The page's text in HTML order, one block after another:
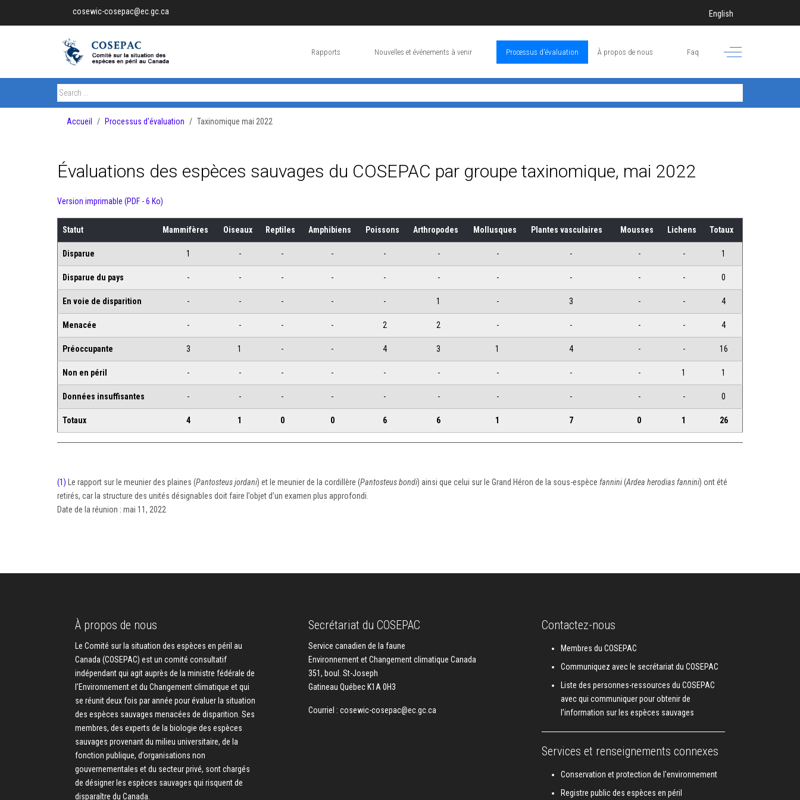
cosewic-cosepac@ec.gc.ca Sélectionnez votre langue
English
Rapports Nouvelles et événements à venir Processus d'évaluation À propos de nous Faq Off-Canvas Toggle
Accueil Processus d'évaluation Taxinomique mai 2022
Évaluations des espèces sauvages du COSEPAC par groupe taxinomique, mai 2022
Version imprimable (PDF - 6 Ko)
Statut Mammifères Oiseaux Reptiles Amphibiens Poissons Arthropodes Mollusques Plantes vasculaires Mousses Lichens Totaux
Disparue 1 - - - - - - - - - 1
Disparue du pays - - - - - - - - - - 0
En voie de disparition - - - - - 1 - 3 - - 4
Menacée - - - - 2 2 - - - - 4
Préoccupante 3 1 - - 4 3 1 4 - - 16
Non en péril - - - - - - - - - 1 1
Données insuffisantes - - - - - - - - - - 0
Totaux 4 1 0 0 6 6 1 7 0 1 26
(1) Le rapport sur le meunier des plaines (Pantosteus jordani) et le meunier de la cordillère (Pantosteus bondi) ainsi que celui sur le Grand Héron de la sous-espèce fannini(Ardea herodias fannini) ont été
retirés, car la structure des unités désignables doit faire l’objet d’un examen plus approfondi.
Date de la réunion : mai 11, 2022
À propos de nous
Le Comité sur la situation des espèces en péril au
Canada (COSEPAC) est un comité consultatif
indépendant qui agit auprès de la ministre fédérale de
l’Environnement et du Changement climatique et qui
se réunit deux fois par année pour évaluer la situation
des espèces sauvages menacées de disparition. Ses
membres, des experts de la biologie des espèces
sauvages provenant du milieu universitaire, de la
fonction publique, d’organisations non
gouvernementales et du secteur privé, sont chargés
de désigner les espèces sauvages qui risquent de
disparaître du Canada.
Secrétariat du COSEPAC
Service canadien de la faune
Environnement et Changement climatique Canada
351, boul. St-Joseph
Gatineau Québec K1A 0H3
Courriel : cosewic-cosepac@ec.gc.ca
Contactez-nous
Membres du COSEPAC
Communiquez avec le secrétariat du COSEPAC
Liste des personnes-ressources du COSEPAC
avec qui communiquer pour obtenir de
l’information sur les espèces sauvages
Services et renseignements connexes
Conservation et protection de l'environnement
Registre public des espèces en péril